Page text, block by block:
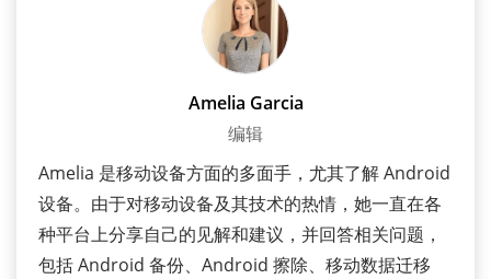
Amelia Garcia
编辑
Amelia 是移动设备方面的多面手，尤其了解 Android
设备。由于对移动设备及其技术的热情，她一直在各
种平台上分享自己的见解和建议，并回答相关问题，
包括 Android 备份、Android 擦除、移动数据迁移